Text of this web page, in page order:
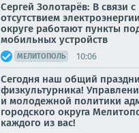
Сергей Золотарёв: В связи
отсутствием
округе работают пункты
мобильных устройств
МЕЛИТОПОЛЬ 10:06
Сегодня наш общий
физкультурника!
и молодежной политики
городского округа
каждого из вас!